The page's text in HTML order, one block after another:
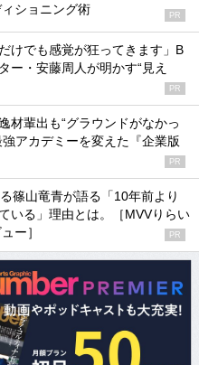
ィショニング術 PR
けでも感覚が狂ってきます」B
ー・安藤周人が明かす“見え
PR
材輩出も“グラウンドがなかっ
アカデミーを変えた『企業版
PR
篠山竜青が語る「10年前より
いる」理由とは。［MVVりらい
ー］
PR